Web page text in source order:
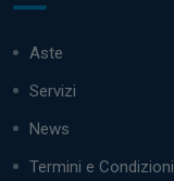
Aste
Servizi
News
Termini e Condizioni